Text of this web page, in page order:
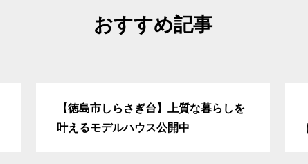
会社案内
スタッフ紹介
おすすめ記事
【徳島市しらさぎ台】上質な暮らしを
叶えるモデルハウス公開中